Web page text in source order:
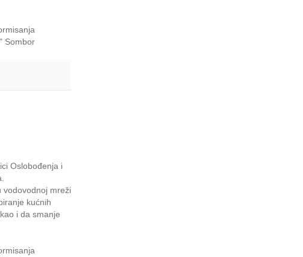
Sombor
Oslobođenja i
vodovodnoj mreži
kućnih
i da smanje